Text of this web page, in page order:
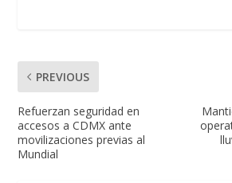
PREVIOUS
Refuerzan seguridad en
accesos a CDMX ante
movilizaciones previas al
Mundial